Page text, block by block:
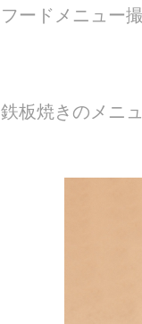
フードメニュー
鉄板焼きのメニ